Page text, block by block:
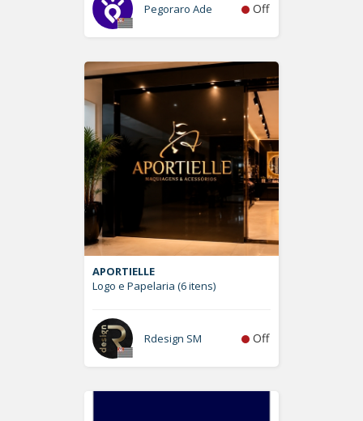
Pegoraro Ade Off
APORTIELLE
Logo e Papelaria (6 itens)
Rdesign SM Off